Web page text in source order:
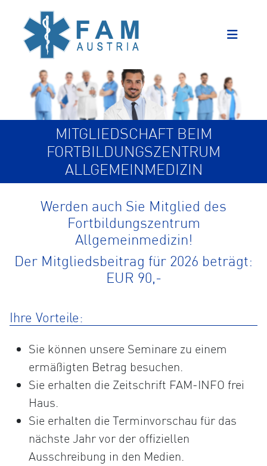
MITGLIEDSCHAFT BEIM
FORTBILDUNGSZENTRUM
ALLGEMEINMEDIZIN
Werden auch Sie Mitglied des
Fortbildungszentrum
Allgemeinmedizin!
Der Mitgliedsbeitrag für 2026 beträgt:
EUR 90,-
Ihre Vorteile:
Sie können unsere Seminare zu einem
ermäßigten Betrag besuchen.
Sie erhalten die Zeitschrift FAM-INFO frei
Haus.
Sie erhalten die Terminvorschau für das
nächste Jahr vor der offiziellen
Ausschreibung in den Medien.